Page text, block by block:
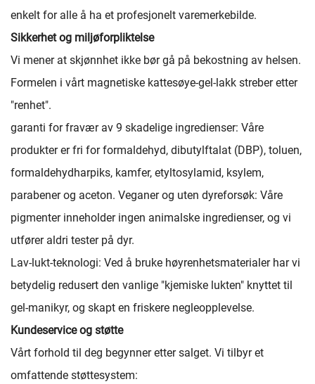
enkelt for alle å ha et profesjonelt varemerkebilde.
Sikkerhet og miljøforpliktelse
Vi mener at skjønnhet ikke bør gå på bekostning av helsen.
Formelen i vårt magnetiske kattesøye-gel-lakk streber etter
"renhet".
garanti for fravær av 9 skadelige ingredienser: Våre
produkter er fri for formaldehyd, dibutylftalat (DBP), toluen,
formaldehydharpiks, kamfer, etyltosylamid, ksylem,
parabener og aceton. Veganer og uten dyreforsøk: Våre
pigmenter inneholder ingen animalske ingredienser, og vi
utfører aldri tester på dyr.
Lav-lukt-teknologi: Ved å bruke høyrenhetsmaterialer har vi
betydelig redusert den vanlige "kjemiske lukten" knyttet til
gel-manikyr, og skapt en friskere negleopplevelse.
Kundeservice og støtte
Vårt forhold til deg begynner etter salget. Vi tilbyr et
omfattende støttesystem: